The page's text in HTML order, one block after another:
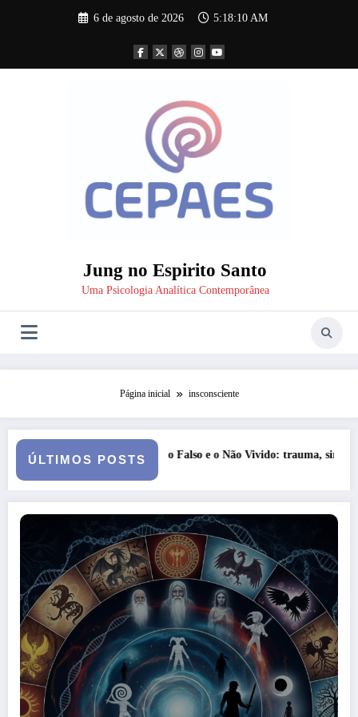
6 de agosto de 2026 5:18:10 AM
Jung no Espirito Santo
Uma Psicologia Analítica Contemporânea
Página inicial insconsciente
ÚLTIMOS POSTS
Entre o Falso e o Não Vivido: trauma, simbolização e cisão do self na